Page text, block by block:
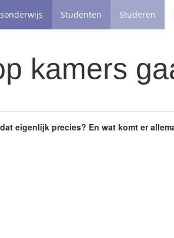
Studenten Studeren
kamers
eigenlijk precies? En wat komt er